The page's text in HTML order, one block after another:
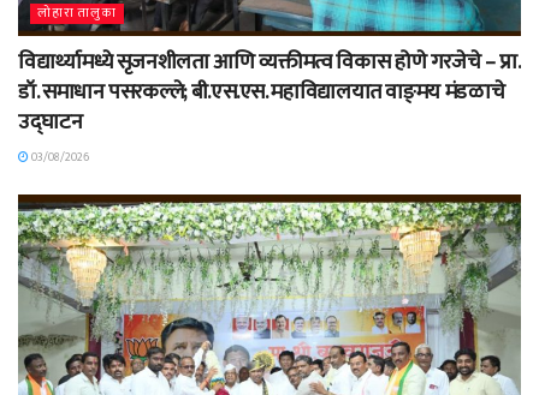
लोहारा तालुका
विद्यार्थ्यामध्ये सृजनशीलता आणि व्यक्तीमत्व विकास होणे गरजेचे – प्रा.
डॉ. समाधान पसरकल्ले; बी.एस.एस. महाविद्यालयात वाङ्‌मय मंडळाचे
उद्घाटन
03/08/2026